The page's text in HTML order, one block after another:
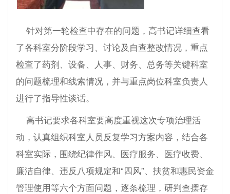
针对第一轮检查中存在的问题，高书记详细查看
了各科室分阶段学习、讨论及自查整改情况，重点
检查了药剂、设备、人事、财务、总务等关键科室
的问题梳理和线索情况，并与重点岗位科室负责人
进行了指导性谈话。
高书记要求各科室要高度重视这次专项治理活
动，认真组织科室人员反复学习方案内容，结合各
科室实际，围绕纪律作风、医疗服务、医疗收费、
廉洁自律、违反八项规定和“四风”、扶贫和惠民资金
管理使用等六个方面问题，逐条梳理，研判查摆存